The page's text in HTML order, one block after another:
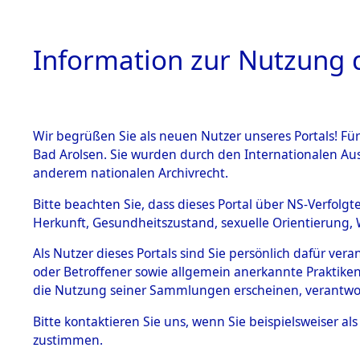
HOME
BESTÄNDE
Inhaftierungsdoku
mente
1.2.9 Beim ITS
verwahrte
1.2.9.1
Effekten aus
0007
Information zur Nutzung
Wir begrüßen Sie als neuen Nutzer unseres Portals!
Bad Arolsen. Sie wurden durch den Internationalen
anderem nationalen Archivrecht.
Bitte beachten Sie, dass dieses Portal über NS-
Herkunft, Gesundheitszustand, sexuelle
Als Nutzer dieses Portals sind Sie persönlich dafür
oder Betroffener sowie allgemein anerkannte
die Nutzung seiner Sammlungen erscheinen,
Bitte kontaktieren Sie uns, wenn Sie beispielsweiser
zustimmen.